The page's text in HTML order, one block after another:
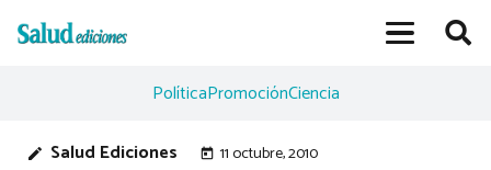
PolíticaPromociónCiencia
edit Salud Ediciones today 11 octubre, 2010